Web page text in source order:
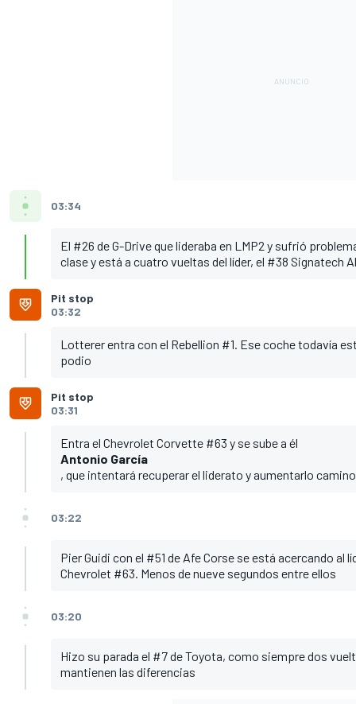
03:34
El #26 de G-Drive que lideraba en LMP2 y sufrió
clase y está a cuatro vueltas del líder, el #38 Signatech
Pit stop
03:32
Lotterer entra con el Rebellion #1. Ese coche todavía
podio
Pit stop
03:31
Entra el Chevrolet Corvette #63 y se sube a él
Antonio García
, que intentará recuperar el liderato y aumentarlo
03:22
Pier Guidi con el #51 de Afe Corse se está acercando al
Chevrolet #63. Menos de nueve segundos entre ellos
03:20
Hizo su parada el #7 de Toyota, como siempre dos
mantienen las diferencias